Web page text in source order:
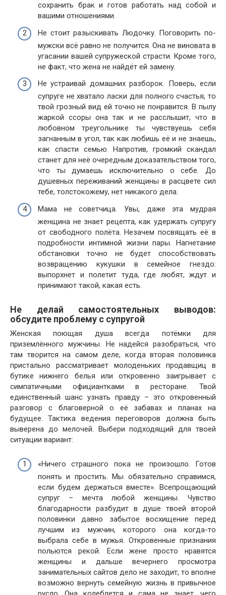
сохранить брак и готов работать над собой и
вашими отношениями.
Не стоит разыскивать Людочку. Поговорить по-
мужски всё равно не получится. Она не виновата в
угасании вашей супружеской страсти. Кроме того,
не факт, что жена не найдёт ей замену.
Не устраивай домашних разборок. Поверь, если
супруге не хватало ласки для полного счастья, то
твой грозный вид ей точно не понравится. В пылу
жаркой ссоры она так и не расслышит, что в
любовном треугольнике ты чувствуешь себя
загнанным в угол, так как любишь её и не знаешь,
как спасти семью. Напротив, громкий скандал
станет для неё очередным доказательством того,
что ты думаешь исключительно о себе. До
душевных переживаний женщины в расцвете сил
тебе, толстокожему, нет никакого дела.
Мама не советчица. Увы, даже эта мудрая
женщина не знает рецепта, как удержать супругу
от свободного полёта. Незачем посвящать её в
подробности интимной жизни пары. Нагнетание
обстановки точно не будет способствовать
возвращению кукушки в семейное гнездо:
выпорхнет и полетит туда, где любят, ждут и
принимают такой, какая есть.
Не делай самостоятельных выводов:
обсудите проблему с супругой
Женская поющая душа всегда потёмки для
приземлённого мужчины. Не надейся разобраться, что
там творится на самом деле, когда вторая половинка
пристально рассматривает молоденьких продавщиц в
бутике нижнего белья или откровенно заигрывает с
симпатичными официантками в ресторане. Твой
единственный шанс узнать правду – это откровенный
разговор с благоверной о её забавах и планах на
будущее. Тактика ведения переговоров должна быть
выверена до мелочей. Выбери подходящий для твоей
ситуации вариант:
«Ничего страшного пока не произошло. Готов
понять и простить. Мы обязательно справимся,
если будем держаться вместе». Всепрощающий
супруг – мечта любой женщины. Чувство
благодарности разбудит в душе твоей второй
половинки давно забытое восхищение перед
лучшим из мужчин, которого она когда-то
выбрала себе в мужья. Откровенные признания
польются рекой. Если жене просто нравятся
женщины и дальше вечернего просмотра
занимательных сайтов дело не заходит, то вполне
возможно вернуть семейную жизнь в привычное